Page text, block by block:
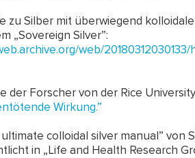
zu Silber mit überwiegend
„Sovereign Silver”:
web/
der Forscher von der Rice
Wirkung.”
ultimate colloidal silver manual” von
in „Life and Health Research